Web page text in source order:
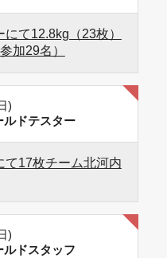
て12.8kg（23枚）
加29名）
)
ルドテスター
て17枚チーム北河内
)
ルドスタッフ